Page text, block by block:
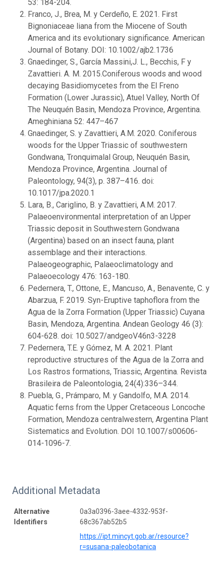
53: 184-204.
Franco, J., Brea, M. y Cerdeño, E. 2021. First
Bignoniaceae liana from the Miocene of South
America and its evolutionary significance. American
Journal of Botany. DOI: 10.1002/ajb2.1736
Gnaedinger, S., García Massini,J. L., Becchis, F y
Zavattieri. A. M. 2015.Coniferous woods and wood
decaying Basidiomycetes from the El Freno
Formation (Lower Jurassic), Atuel Valley, North Of
The Neuquén Basin, Mendoza Province, Argentina.
Ameghiniana 52: 447–467
Gnaedinger, S. y Zavattieri, A.M. 2020. Coniferous
woods for the Upper Triassic of southwestern
Gondwana, Tronquimalal Group, Neuquén Basin,
Mendoza Province, Argentina. Journal of
Paleontology, 94(3), p. 387–416. doi:
10.1017/jpa.2020.1
Lara, B., Cariglino, B. y Zavattieri, A.M. 2017.
Palaeoenvironmental interpretation of an Upper
Triassic deposit in Southwestern Gondwana
(Argentina) based on an insect fauna, plant
assemblage and their interactions.
Palaeogeographic, Palaeoclimatology and
Palaeoecology 476: 163-180.
Pedernera, T., Ottone, E., Mancuso, A., Benavente, C. y
Abarzua, F. 2019. Syn-Eruptive taphoflora from the
Agua de la Zorra Formation (Upper Triassic) Cuyana
Basin, Mendoza, Argentina. Andean Geology 46 (3):
604-628. doi: 10.5027/andgeoV46n3-3228
Pedernera, T.E. y Gómez, M. A. 2021. Plant
reproductive structures of the Agua de la Zorra and
Los Rastros formations, Triassic, Argentina. Revista
Brasileira de Paleontologia, 24(4):336–344.
Puebla, G., Prámparo, M. y Gandolfo, M.A. 2014.
Aquatic ferns from the Upper Cretaceous Loncoche
Formation, Mendoza centralwestern, Argentina Plant
Sistematics and Evolution. DOI 10.1007/s00606-
014-1096-7.
Additional Metadata
Alternative
Identifiers
0a3a0396-3aee-4332-953f-
68c367ab52b5
https://ipt.mincyt.gob.ar/resource?
r=susana-paleobotanica